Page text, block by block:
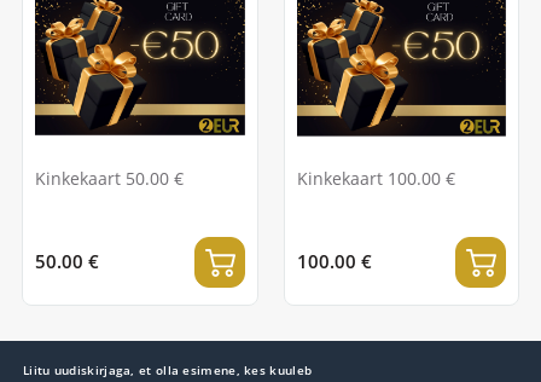
Kinkekaart 50.00 €
50.00 €
Kinkekaart 100.00 €
100.00 €
Liitu uudiskirjaga, et olla esimene, kes kuuleb